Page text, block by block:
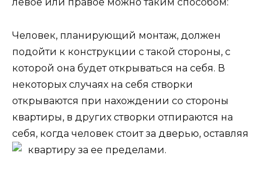
левое или правое можно таким способом:
Человек, планирующий монтаж, должен
подойти к конструкции с такой стороны, с
которой она будет открываться на себя. В
некоторых случаях на себя створки
открываются при нахождении со стороны
квартиры, в других створки отпираются на
себя, когда человек стоит за дверью, оставляя
квартиру за ее пределами.